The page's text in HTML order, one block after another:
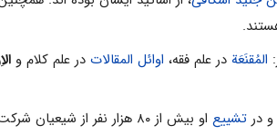
المُقنَعَة در علم فقه، اوائل المقالات در علم کلام و
تشییع او بیش از ۸۰ هزار نفر از شیعیان شرکت جستند.